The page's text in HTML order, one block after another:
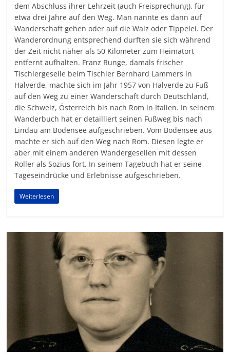
dem Abschluss ihrer Lehrzeit (auch Freisprechung), für
etwa drei Jahre auf den Weg. Man nannte es dann auf
Wanderschaft gehen oder auf die Walz oder Tippelei. Der
Wanderordnung entsprechend durften sie sich während
der Zeit nicht näher als 50 Kilometer zum Heimatort
entfernt aufhalten. Franz Runge, damals frischer
Tischlergeselle beim Tischler Bernhard Lammers in
Halverde, machte sich im Jahr 1957 von Halverde zu Fuß
auf den Weg zu einer Wanderschaft durch Deutschland,
die Schweiz, Österreich bis nach Rom in Italien. In seinem
Wanderbuch hat er detailliert seinen Fußweg bis nach
Lindau am Bodensee aufgeschrieben. Vom Bodensee aus
machte er sich auf den Weg nach Rom. Diesen legte er
aber mit einem anderen Wandergesellen mit dessen
Roller als Sozius fort. In seinem Tagebuch hat er seine
Tageseindrücke und Erlebnisse aufgeschrieben.
Weiterlesen